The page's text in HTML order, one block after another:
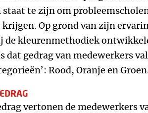
staat te zijn om
Op grond van zijn
de kleurenmethodiek
dat gedrag van medewerkers
Rood, Oranje en
vertonen de medewerkers